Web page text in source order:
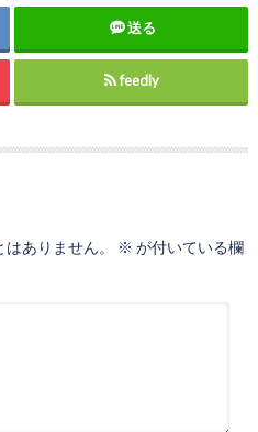
送る
feedly
ありません。 ※ が付いている欄